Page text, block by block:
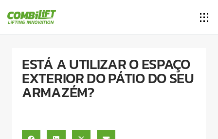
ESTÁ A UTILIZAR O ESPAÇO
EXTERIOR DO PÁTIO DO SEU
ARMAZÉM?